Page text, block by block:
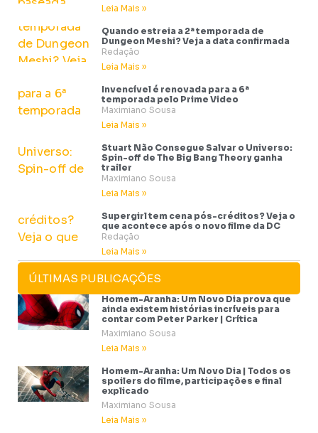
Leia Mais »
Quando estreia a 2ª temporada de
Dungeon Meshi? Veja a data confirmada
Redação
Leia Mais »
Invencível é renovada para a 6ª
temporada pelo Prime Video
Maximiano Sousa
Leia Mais »
Stuart Não Consegue Salvar o Universo:
Spin-off de The Big Bang Theory ganha
trailer
Maximiano Sousa
Leia Mais »
Supergirl tem cena pós-créditos? Veja o
que acontece após o novo filme da DC
Redação
Leia Mais »
ÚLTIMAS PUBLICAÇÕES
Homem-Aranha: Um Novo Dia prova que
ainda existem histórias incríveis para
contar com Peter Parker | Crítica
Maximiano Sousa
Leia Mais »
Homem-Aranha: Um Novo Dia | Todos os
spoilers do filme, participações e final
explicado
Maximiano Sousa
Leia Mais »